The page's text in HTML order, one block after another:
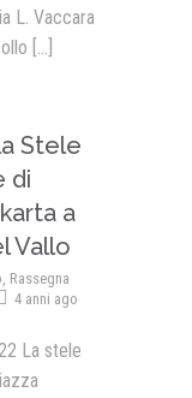
L. Vaccara
[...]
Stele
di
a
Vallo
, Rassegna
4 anni ago
La stele